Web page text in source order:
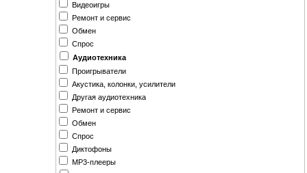
Видеоигры
Ремонт и сервис
Обмен
Спрос
Аудиотехника
Проигрыватели
Акустика, колонки, усилители
Другая аудиотехника
Ремонт и сервис
Обмен
Спрос
Диктофоны
MP3-плееры